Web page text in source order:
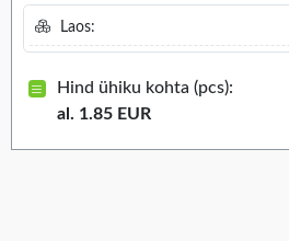
Laos:
Hind ühiku kohta (pcs):
al. 1.85 EUR